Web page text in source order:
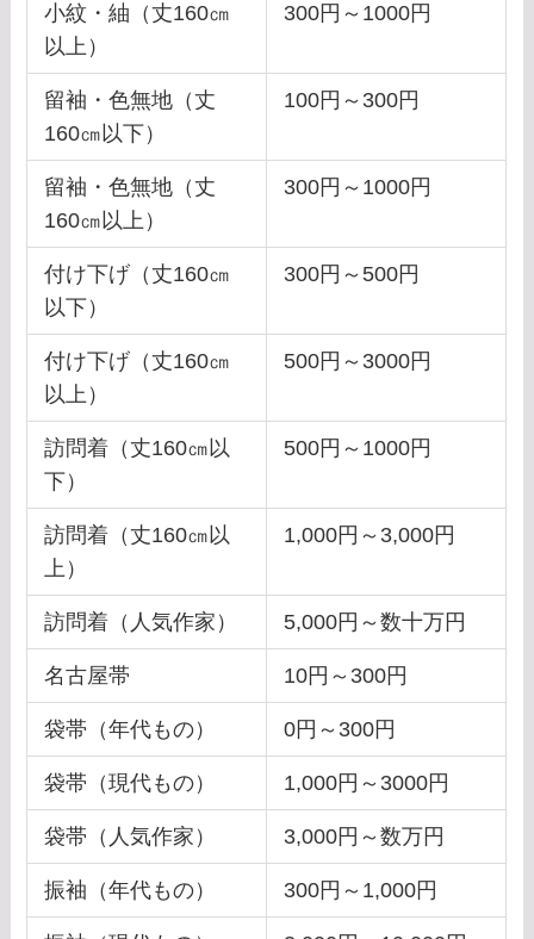
小紋・紬（丈160㎝
以上）
300円～1000円
留袖・色無地（丈
160㎝以下）
100円～300円
留袖・色無地（丈
160㎝以上）
300円～1000円
付け下げ（丈160㎝
以下）
300円～500円
付け下げ（丈160㎝
以上）
500円～3000円
訪問着（丈160㎝以
下）
500円～1000円
訪問着（丈160㎝以
上）
1,000円～3,000円
訪問着（人気作家） 5,000円～数十万円
名古屋帯 10円～300円
袋帯（年代もの） 0円～300円
袋帯（現代もの） 1,000円～3000円
袋帯（人気作家） 3,000円～数万円
振袖（年代もの） 300円～1,000円